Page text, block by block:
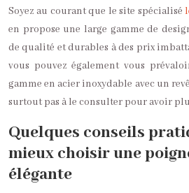
Soyez au courant que le site spécialisé
en propose une large gamme de
de qualité et durables à des prix
vous pouvez également vous
gamme en acier inoxydable avec un
surtout pas à le consulter pour avoir
Quelques conseils
mieux choisir une
élégante